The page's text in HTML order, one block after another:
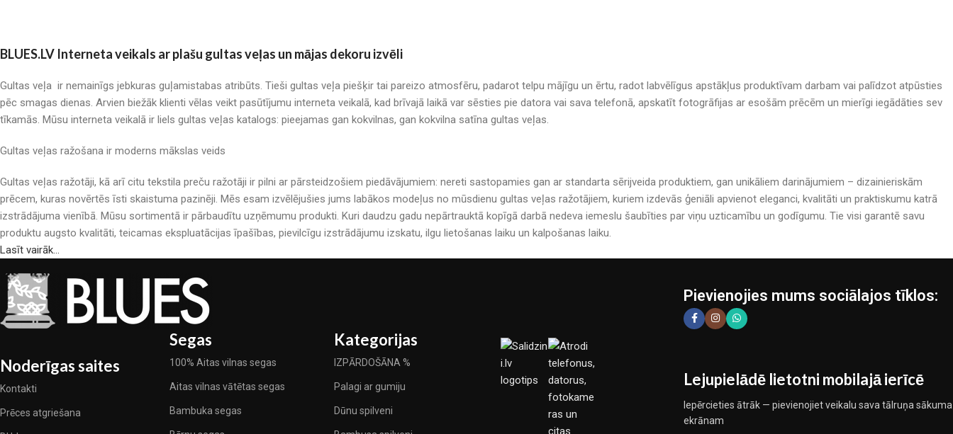
BLUES.LV Interneta veikals ar plašu gultas veļas un mājas dekoru izvēli
Gultas veļa ir nemainīgs jebkuras guļamistabas atribūts. Tieši gultas veļa piešķir tai pareizo atmosfēru, padarot telpu mājīgu un ērtu, radot labvēlīgus apstākļus produktīvam darbam vai palīdzot atpūsties
pēc smagas dienas. Arvien biežāk klienti vēlas veikt pasūtījumu interneta veikalā, kad brīvajā laikā var sēsties pie datora vai sava telefonā, apskatīt fotogrāfijas ar esošām prēcēm un mierīgi iegādāties sev
tīkamās. Mūsu interneta veikalā ir liels gultas veļas katalogs: pieejamas gan kokvilnas, gan kokvilna satīna gultas veļas.
Gultas veļas ražošana ir moderns mākslas veids
Gultas veļas ražotāji, kā arī citu tekstila preču ražotāji ir pilni ar pārsteidzošiem piedāvājumiem: nereti sastopamies gan ar standarta sērijveida produktiem, gan unikāliem darinājumiem – dizainieriskām
prēcem, kuras novērtēs īsti skaistuma pazinēji. Mēs esam izvēlējušies jums labākos modeļus no mūsdienu gultas veļas ražotājiem, kuriem izdevās ģeniāli apvienot eleganci, kvalitāti un praktiskumu katrā
izstrādājuma vienībā. Mūsu sortimentā ir pārbaudītu uzņēmumu produkti. Kuri daudzu gadu nepārtrauktā kopīgā darbā nedeva iemeslu šaubīties par viņu uzticamību un godīgumu. Tie visi garantē savu
produktu augsto kvalitāti, teicamas ekspluatācijas īpašības, pievilcīgu izstrādājumu izskatu, ilgu lietošanas laiku un kalpošanas laiku.
Lasīt vairāk...
Noderīgas saites
Kontakti
Prēces atgriešana
Segas
100% Aitas vilnas segas
Aitas vilnas vātētas segas
Bambuka segas
Kategorijas
IZPĀRDOŠĀNA %
Palagi ar gumiju
Dūnu spilveni
Pievienojies mums sociālajos tīklos:
Lejupielādē lietotni mobilajā ierīcē
Iepērcieties ātrāk — pievienojiet veikalu sava tālruņa sākuma
ekrānam